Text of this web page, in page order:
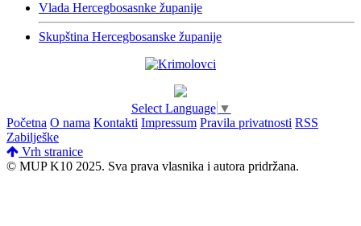
Vlada Hercegbosasnke županije
Skupština Hercegbosanske županije
Select Language ▼
Početna O nama Kontakti Impressum Pravila privatnosti RSS
Zabilješke
Vrh stranice
© MUP K10 2025. Sva prava vlasnika i autora pridržana.